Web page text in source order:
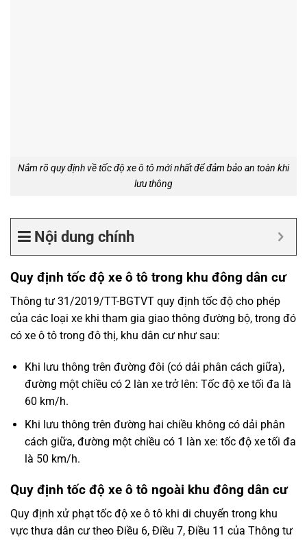
Nắm rõ quy định về tốc độ xe ô tô mới nhất để đảm bảo an toàn khi
lưu thông
Nội dung chính
Quy định tốc độ xe ô tô trong khu đông dân cư
Thông tư 31/2019/TT-BGTVT quy định tốc độ cho phép
của các loại xe khi tham gia giao thông đường bộ, trong đó
có xe ô tô trong đô thị, khu dân cư như sau:
Khi lưu thông trên đường đôi (có dải phân cách giữa),
đường một chiều có 2 làn xe trở lên: Tốc độ xe tối đa là
60 km/h.
Khi lưu thông trên đường hai chiều không có dải phân
cách giữa, đường một chiều có 1 làn xe: tốc độ xe tối đa
là 50 km/h.
Quy định tốc độ xe ô tô ngoài khu đông dân cư
Quy định xử phạt tốc độ xe ô tô khi di chuyển trong khu
vực thưa dân cư theo Điều 6, Điều 7, Điều 11 của Thông tư